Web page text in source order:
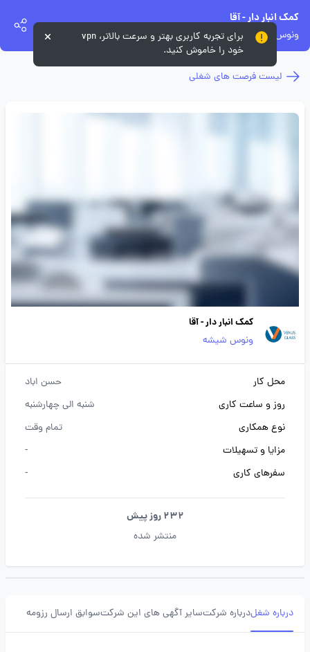
کمک انبار دار - آقا
ونوس شیشه
لیست فرصت های شغلی
کمک انبار دار - آقا
ونوس شیشه
محل کار
حسن اباد
روز و ساعت کاری
شنبه الی چهارشنبه
نوع همکاری
تمام وقت
مزایا و تسهیلات
-
سفرهای کاری
-
232 روز پیش
منتشر شده
درباره شغلدرباره شرکتسایر آگهی های این شرکتسوابق ارسال رزومه
برای تجربه کاربری بهتر و سرعت بالاتر، vpn
خود را خاموش کنید.